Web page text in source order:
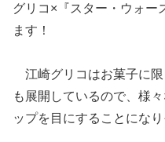
グリコ×『スター・ウォー
ます！
江崎グリコはお菓子に
も展開しているので、様
ップを目にすることになり